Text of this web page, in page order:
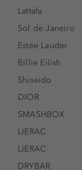
Lattafa
Sol de Janeiro
Estée Lauder
Billie Eilish
Shiseido
DIOR
SMASHBOX
LIERAC
LIERAC
DRYBAR